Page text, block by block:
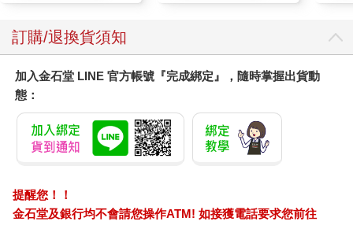
訂購/退換貨須知
加入金石堂 LINE 官方帳號『完成綁定』，隨時掌握出貨動
態：
提醒您！！
金石堂及銀行均不會請您操作ATM! 如接獲電話要求您前往